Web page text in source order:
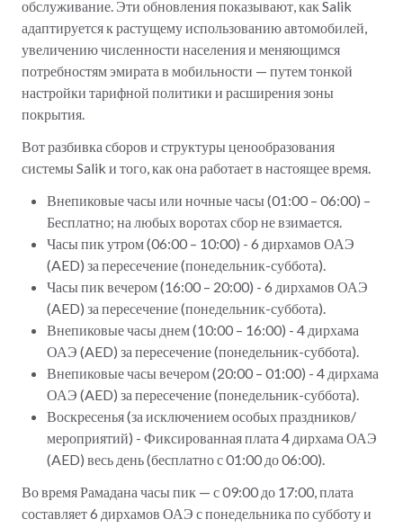
обслуживание. Эти обновления показывают, как Salik
адаптируется к растущему использованию автомобилей,
увеличению численности населения и меняющимся
потребностям эмирата в мобильности — путем тонкой
настройки тарифной политики и расширения зоны
покрытия.
Вот разбивка сборов и структуры ценообразования
системы Salik и того, как она работает в настоящее время.
Внепиковые часы или ночные часы (01:00 – 06:00) –
Бесплатно; на любых воротах сбор не взимается.
Часы пик утром (06:00 – 10:00) - 6 дирхамов ОАЭ
(AED) за пересечение (понедельник-суббота).
Часы пик вечером (16:00 – 20:00) - 6 дирхамов ОАЭ
(AED) за пересечение (понедельник-суббота).
Внепиковые часы днем (10:00 – 16:00) - 4 дирхама
ОАЭ (AED) за пересечение (понедельник-суббота).
Внепиковые часы вечером (20:00 – 01:00) - 4 дирхама
ОАЭ (AED) за пересечение (понедельник-суббота).
Воскресенья (за исключением особых праздников/
мероприятий) - Фиксированная плата 4 дирхама ОАЭ
(AED) весь день (бесплатно с 01:00 до 06:00).
Во время Рамадана часы пик — с 09:00 до 17:00, плата
составляет 6 дирхамов ОАЭ с понедельника по субботу и